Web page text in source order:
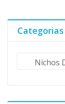
Categorias